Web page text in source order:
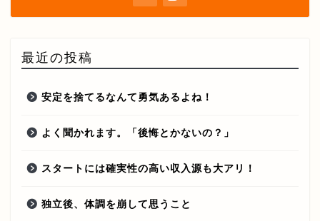
最近の投稿
安定を捨てるなんて勇気あるよね！
よく聞かれます。「後悔とかないの？」
スタートには確実性の高い収入源も大アリ！
独立後、体調を崩して思うこと